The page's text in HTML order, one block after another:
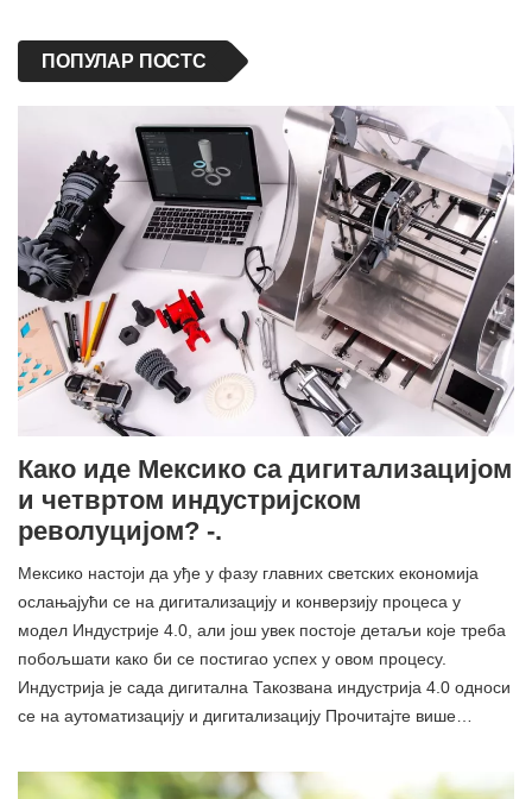
ПОПУЛАР ПОСТС
Како иде Мексико са дигитализацијом
и четвртом индустријском
револуцијом? -.
Мексико настоји да уђе у фазу главних светских економија
ослањајући се на дигитализацију и конверзију процеса у
модел Индустрије 4.0, али још увек постоје детаљи које треба
побољшати како би се постигао успех у овом процесу.
Индустрија је сада дигитална Такозвана индустрија 4.0 односи
се на аутоматизацију и дигитализацију Прочитајте више…